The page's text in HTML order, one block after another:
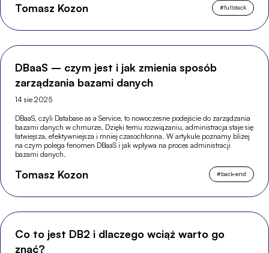
Tomasz Kozon #fullstack
DBaaS – czym jest i jak zmienia sposób
zarządzania bazami danych
14 sie 2025
DBaaS, czyli Database as a Service, to nowoczesne podejście do zarządzania
bazami danych w chmurze. Dzięki temu rozwiązaniu, administracja staje się
łatwiejsza, efektywniejsza i mniej czasochłonna. W artykule poznamy bliżej
na czym polega fenomen DBaaS i jak wpływa na proces administracji
bazami danych.
Tomasz Kozon #back-end
Co to jest DB2 i dlaczego wciąż warto go
znać?